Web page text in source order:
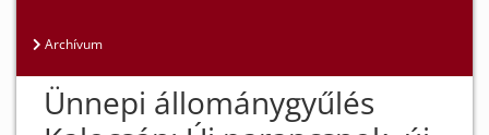
Archívum
Ünnepi állománygyűlés